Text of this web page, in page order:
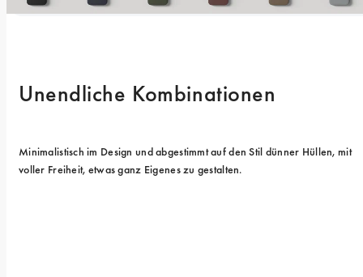
Unendliche Kombinationen
Minimalistisch im Design und abgestimmt auf den Stil dünner Hüllen, mit
voller Freiheit, etwas ganz Eigenes zu gestalten.